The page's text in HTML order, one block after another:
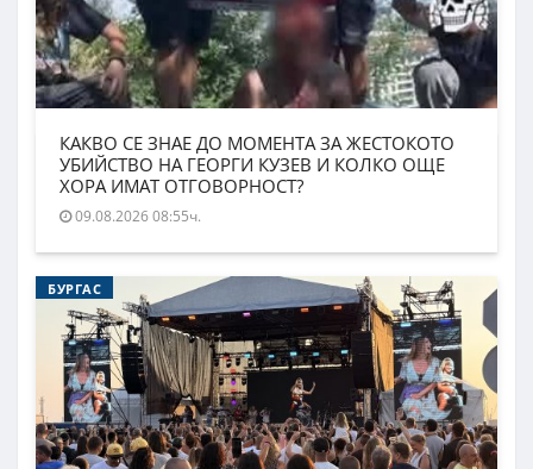
КАКВО СЕ ЗНАЕ ДО МОМЕНТА ЗА ЖЕСТОКОТО
УБИЙСТВО НА ГЕОРГИ КУЗЕВ И КОЛКО ОЩЕ
ХОРА ИМАТ ОТГОВОРНОСТ?
09.08.2026 08:55ч.
БУРГАС